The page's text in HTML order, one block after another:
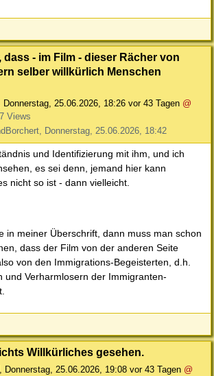
dass - im Film - dieser Rächer von
selber willkürlich Menschen
Donnerstag, 25.06.2026, 18:26 vor 43 Tagen @
Views
Donnerstag, 25.06.2026, 18:42
und Identifizierung mit ihm, und ich
es sei denn, jemand hier kann
nicht so ist - dann vielleicht.
in meiner Überschrift, dann muss man schon
dass der Film von der anderen Seite
von den Immigrations-Begeisterten, d.h.
und Verharmlosern der Immigranten-
Willkürliches gesehen.
Donnerstag, 25.06.2026, 19:08 vor 43 Tagen @